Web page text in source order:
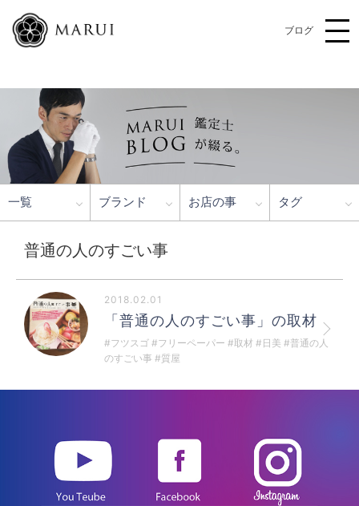
ブログ
一覧 ブランド お店の事 タグ
普通の人のすごい事
2018.02.01
「普通の人のすごい事」の取材
#フツスゴ #フリーペーパー #取材 #日美 #普通の人
のすごい事 #質屋